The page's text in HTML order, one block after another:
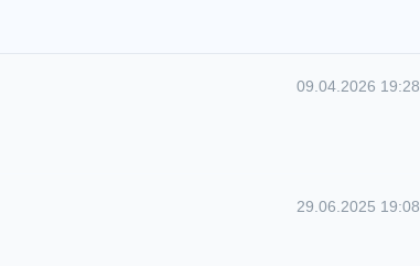
09.04.2026 19:28
29.06.2025 19:08